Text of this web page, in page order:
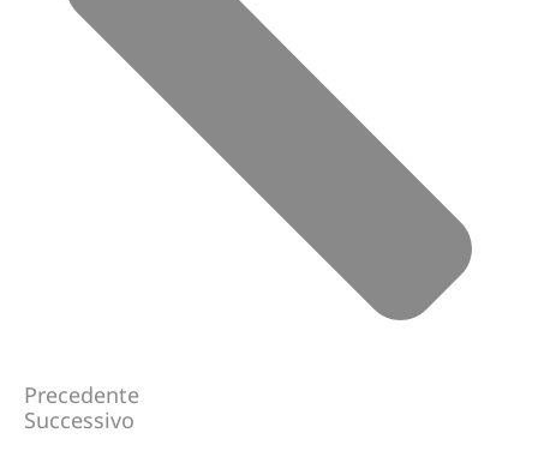
Precedente
Successivo